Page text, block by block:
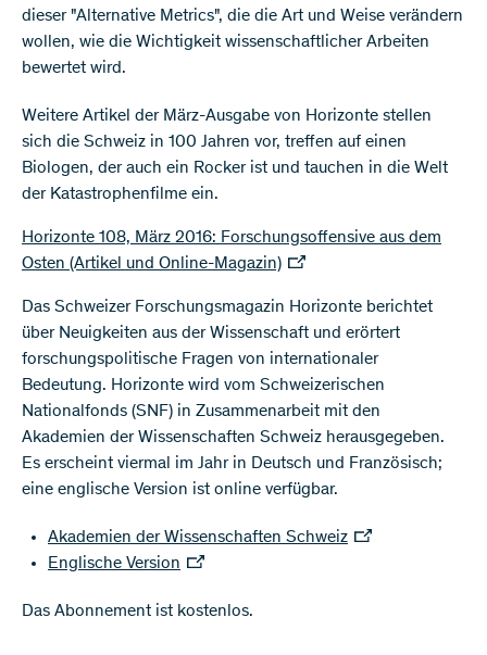
dieser "Alternative Metrics", die die Art und Weise verändern
wollen, wie die Wichtigkeit wissenschaftlicher Arbeiten
bewertet wird.
Weitere Artikel der März-Ausgabe von Horizonte stellen
sich die Schweiz in 100 Jahren vor, treffen auf einen
Biologen, der auch ein Rocker ist und tauchen in die Welt
der Katastrophenfilme ein.
Horizonte 108, März 2016: Forschungsoffensive aus dem
Osten (Artikel und Online-Magazin)
Das Schweizer Forschungsmagazin Horizonte berichtet
über Neuigkeiten aus der Wissenschaft und erörtert
forschungspolitische Fragen von internationaler
Bedeutung. Horizonte wird vom Schweizerischen
Nationalfonds (SNF) in Zusammenarbeit mit den
Akademien der Wissenschaften Schweiz herausgegeben.
Es erscheint viermal im Jahr in Deutsch und Französisch;
eine englische Version ist online verfügbar.
Akademien der Wissenschaften Schweiz
Englische Version
Das Abonnement ist kostenlos.